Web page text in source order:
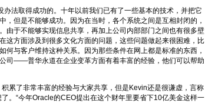
法取得成功的。十年以前我们已有了一些基本的技术，并把它
，但是不能够成功。因为在当时，各个系统之间是互相封闭的，
由于不能够实现信息共享，再加上公司内部部门之间也有很多壁
这方面涉及到很多文化方面的问题，这些问题做起来很困难，比
何与客户维持这种关系。因为那些条件在网上都是标准的东西，
司——普华永道在企业变革方面有着丰富的经验，他们可以帮助
了非常丰富的经验与大家共享，但是Kevin还是很谦虚，言称
。“今年Oracle的CEO提出在这个财年里要省下10亿美金这样一